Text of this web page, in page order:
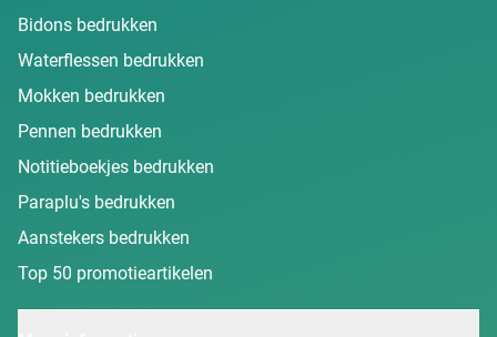
Bidons bedrukken
Waterflessen bedrukken
Mokken bedrukken
Pennen bedrukken
Notitieboekjes bedrukken
Paraplu's bedrukken
Aanstekers bedrukken
Top 50 promotieartikelen